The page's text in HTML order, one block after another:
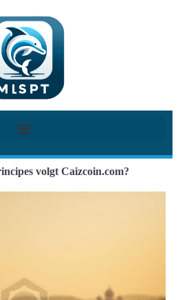
volgt Caizcoin.com?